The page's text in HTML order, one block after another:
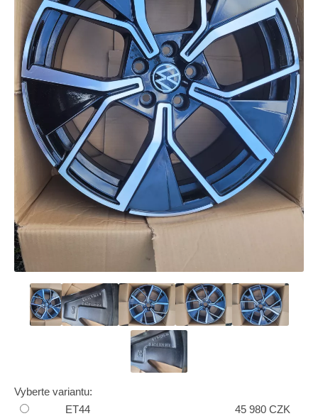
Vyberte variantu:
ET44
45 980 CZK